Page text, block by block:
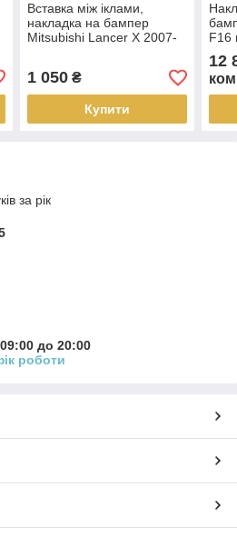
Вставка між іклами,
накладка на бампер
Mitsubishi Lancer X 2007-
1 050₴
Купити
F16
12
за рік
до 20:00
роботи